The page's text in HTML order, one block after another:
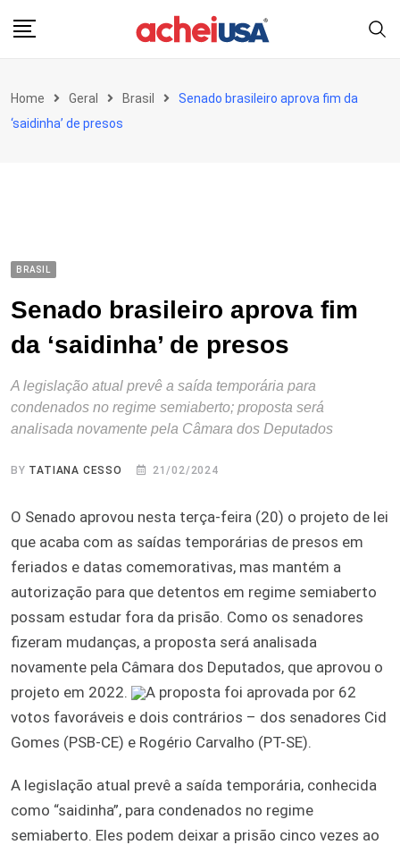
Home Geral Brasil
Senado brasileiro aprova fim da
‘saidinha’ de presos
BRASIL
Senado brasileiro aprova fim
da ‘saidinha’ de presos
A legislação atual prevê a saída temporária para
condenados no regime semiaberto; proposta será
analisada novamente pela Câmara dos Deputados
BY TATIANA CESSO 21/02/2024
O Senado aprovou nesta terça-feira (20) o projeto de lei
que acaba com as saídas temporárias de presos em
feriados e datas comemorativas, mas mantém a
autorização para que detentos em regime semiaberto
possam estudar fora da prisão. Como os senadores
fizeram mudanças, a proposta será analisada
novamente pela Câmara dos Deputados, que aprovou o
projeto em 2022.
A proposta foi aprovada por 62
votos favoráveis e dois contrários – dos senadores Cid
Gomes (PSB-CE) e Rogério Carvalho (PT-SE).
A legislação atual prevê a saída temporária, conhecida
como “saidinha”, para condenados no regime
semiaberto. Eles podem deixar a prisão cinco vezes ao